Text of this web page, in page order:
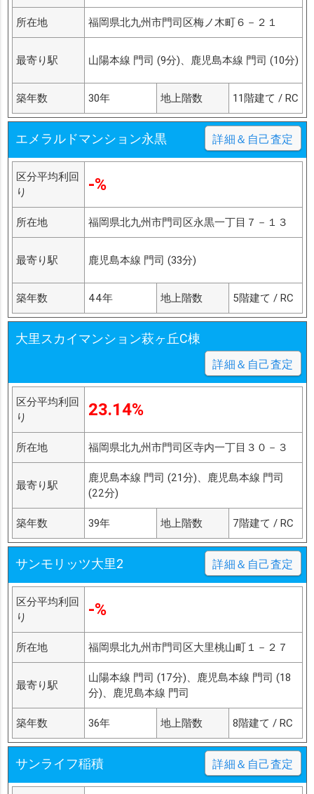
所在地 福岡県北九州市門司区梅ノ木町６－２１
最寄り駅 山陽本線 門司 (9分)、鹿児島本線 門司 (10分)
築年数 30年 地上階数 11階建て / RC
エメラルドマンション永黒 詳細＆自己査定
区分平均利回
り
-%
所在地 福岡県北九州市門司区永黒一丁目７－１３
最寄り駅 鹿児島本線 門司 (33分)
築年数 44年 地上階数 5階建て / RC
大里スカイマンション萩ヶ丘C棟
詳細＆自己査定
区分平均利回
り
23.14%
所在地 福岡県北九州市門司区寺内一丁目３０－３
最寄り駅
鹿児島本線 門司 (21分)、鹿児島本線 門司
(22分)
築年数 39年 地上階数 7階建て / RC
サンモリッツ大里2 詳細＆自己査定
区分平均利回
り
-%
所在地 福岡県北九州市門司区大里桃山町１－２７
最寄り駅
山陽本線 門司 (17分)、鹿児島本線 門司 (18
分)、鹿児島本線 門司
築年数 36年 地上階数 8階建て / RC
サンライフ稲積 詳細＆自己査定